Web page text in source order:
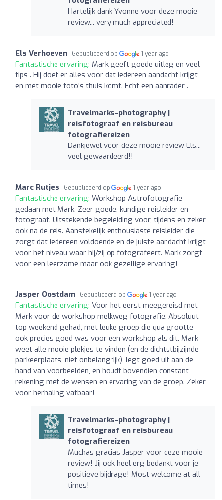
Hartelijk dank Yvonne voor deze mooie
review... very much appreciated!
Els Verhoeven Gepubliceerd op 1 year ago
Fantastische ervaring: Mark geeft goede uitleg en veel
tips . Hij doet er alles voor dat iedereen aandacht krijgt
en met mooie foto’s thuis komt. Echt een aanrader .
Travelmarks-photography |
reisfotograaf en reisbureau
fotografiereizen
Dankjewel voor deze mooie review Els...
veel gewaardeerd!!
Marc Rutjes Gepubliceerd op 1 year ago
Fantastische ervaring: Workshop Astrofotografie
gedaan met Mark. Zeer goede, kundige reisleider en
fotograaf. Uitstekende begeleiding voor, tijdens en zeker
ook na de reis. Aanstekelijk enthousiaste reisleider die
zorgt dat iedereen voldoende en de juiste aandacht krijgt
voor het niveau waar hij/zij op fotografeert. Mark zorgt
voor een leerzame maar ook gezellige ervaring!
Jasper Oostdam Gepubliceerd op 1 year ago
Fantastische ervaring: Voor het eerst meegereisd met
Mark voor de workshop melkweg fotografie. Absoluut
top weekend gehad, met leuke groep die qua grootte
ook precies goed was voor een workshop als dit. Mark
weet alle mooie plekjes te vinden (en de dichtstbijzijnde
parkeerplaats, niet onbelangrijk), legt goed uit aan de
hand van voorbeelden, en houdt bovendien constant
rekening met de wensen en ervaring van de groep. Zeker
voor herhaling vatbaar!
Travelmarks-photography |
reisfotograaf en reisbureau
fotografiereizen
Muchas gracias Jasper voor deze mooie
review! Jij ook heel erg bedankt voor je
positieve bijdrage! Most welcome at all
times!